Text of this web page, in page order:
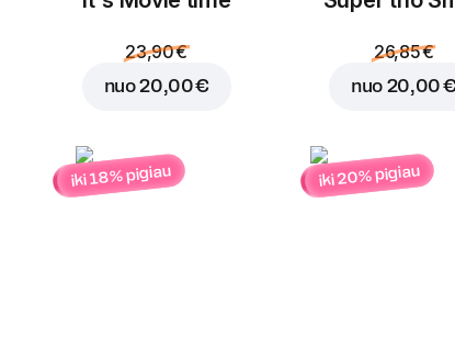
23,90 €
nuo20,00 €
26,85 €
nuo 20,00 €
iki 18% pigiau iki 20% pigiau